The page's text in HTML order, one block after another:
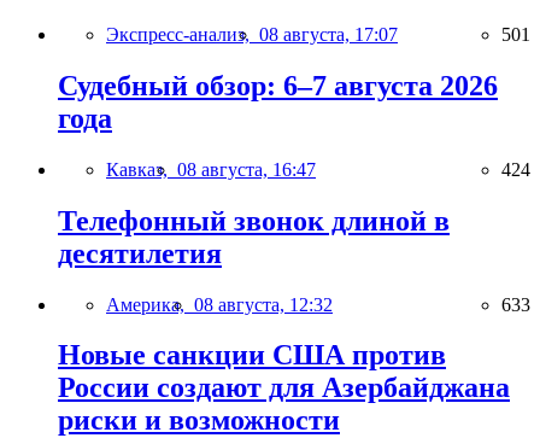
Экспресс-анализ, 08 августа, 17:07 501
Судебный обзор: 6–7 августа 2026
года
Кавказ, 08 августа, 16:47 424
Телефонный звонок длиной в
десятилетия
Америка, 08 августа, 12:32 633
Новые санкции США против
России создают для Азербайджана
риски и возможности